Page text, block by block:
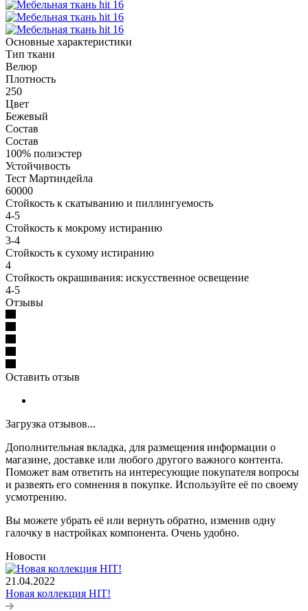
Основные характеристики
Тип ткани
Велюр
Плотность
250
Цвет
Бежевый
Состав
Состав
100% полиэстер
Устойчивость
Тест Мартиндейла
60000
Стойкость к скатыванию и пиллингуемость
4-5
Стойкость к мокрому истиранию
3-4
Стойкость к сухому истиранию
4
Стойкость окрашивания: искусственное освещение
4-5
Отзывы
Оставить отзыв
Загрузка отзывов...
Дополнительная вкладка, для размещения информации о
магазине, доставке или любого другого важного контента.
Поможет вам ответить на интересующие покупателя вопросы
и развеять его сомнения в покупке. Используйте её по своему
усмотрению.
Вы можете убрать её или вернуть обратно, изменив одну
галочку в настройках компонента. Очень удобно.
Новости
21.04.2022
Новая коллекция HIT!